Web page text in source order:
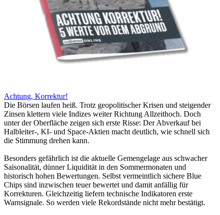
Achtung, Korrektur!
Die Börsen laufen heiß. Trotz geopolitischer Krisen und steigender
Zinsen klettern viele Indizes weiter Richtung Allzeithoch. Doch
unter der Oberfläche zeigen sich erste Risse: Der Abverkauf bei
Halbleiter-, KI- und Space-Aktien macht deutlich, wie schnell sich
die Stimmung drehen kann.
Besonders gefährlich ist die aktuelle Gemengelage aus schwacher
Saisonalität, dünner Liquidität in den Sommermonaten und
historisch hohen Bewertungen. Selbst vermeintlich sichere Blue
Chips sind inzwischen teuer bewertet und damit anfällig für
Korrekturen. Gleichzeitig liefern technische Indikatoren erste
Warnsignale. So werden viele Rekordstände nicht mehr bestätigt.